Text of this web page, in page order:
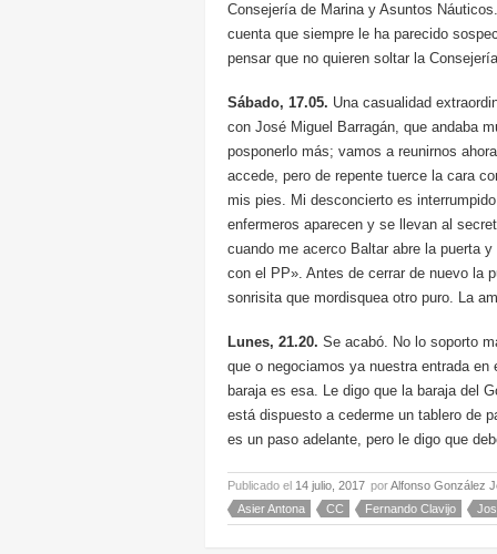
Consejería de Marina y Asuntos
cuenta que siempre le ha parecido
pensar que no quieren soltar la
Sábado, 17.05. Una casualidad
con José Miguel Barragán, que andaba
posponerlo más; vamos a reunirnos
accede, pero de repente tuerce la cara
mis pies. Mi desconcierto es
enfermeros aparecen y se llevan al
cuando me acerco Baltar abre la puerta
con el PP». Antes de cerrar de nuevo la
sonrisita que mordisquea otro puro. La
Lunes, 21.20. Se acabó. No lo soporto
que o negociamos ya nuestra entrada
baraja es esa. Le digo que la baraja del
está dispuesto a cederme un tablero de
es un paso adelante, pero le digo que
Publicado el 14 julio, 2017 porAlfonso González
Asier Antona
CC Fernando Clavijo